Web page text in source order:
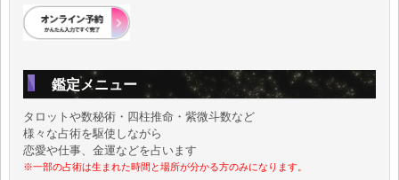
鑑定メニュー
タロットや数秘術・四柱推命・紫微斗数など
様々な占術を駆使しながら
恋愛や仕事、金運などを占います
※一部の占術は生まれた時間と場所が分かる方のみになります。